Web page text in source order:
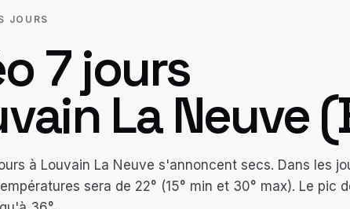
JOURS
7 jours
La Neuve(
à Louvain La Neuve s'annoncent secs. Dans les
sera de 22° (15° min et 30° max). Le pic